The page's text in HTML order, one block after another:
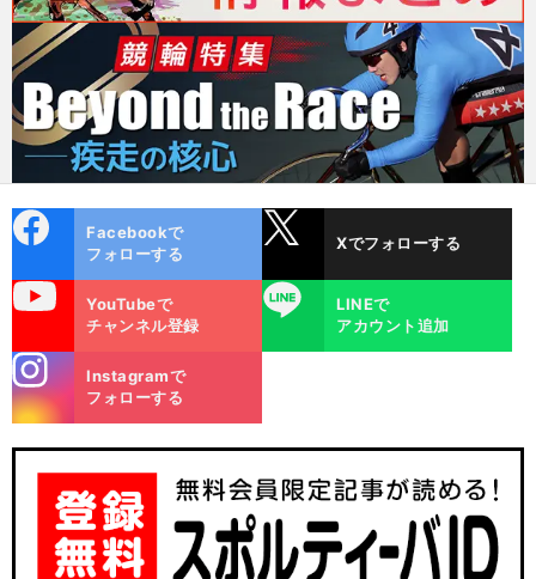
ok
Facebookで
フォローする
Xでフォローする
YouTubeで
チャンネル登録
LINE
LINEで
アカウント追加
m
Instagramで
フォローする